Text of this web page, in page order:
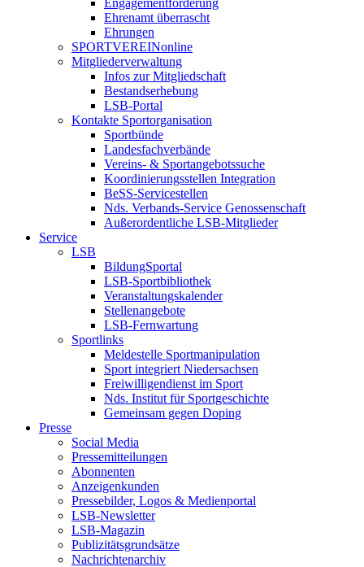
Engagementförderung
Ehrenamt überrascht
Ehrungen
SPORTVEREINonline
Mitgliederverwaltung
Infos zur Mitgliedschaft
Bestandserhebung
LSB-Portal
Kontakte Sportorganisation
Sportbünde
Landesfachverbände
Vereins- & Sportangebotssuche
Koordinierungsstellen Integration
BeSS-Servicestellen
Nds. Verbands-Service Genossenschaft
Außerordentliche LSB-Mitglieder
Service
LSB
BildungSportal
LSB-Sportbibliothek
Veranstaltungskalender
Stellenangebote
LSB-Fernwartung
Sportlinks
Meldestelle Sportmanipulation
Sport integriert Niedersachsen
Freiwilligendienst im Sport
Nds. Institut für Sportgeschichte
Gemeinsam gegen Doping
Presse
Social Media
Pressemitteilungen
Abonnenten
Anzeigenkunden
Pressebilder, Logos & Medienportal
LSB-Newsletter
LSB-Magazin
Publizitätsgrundsätze
Nachrichtenarchiv